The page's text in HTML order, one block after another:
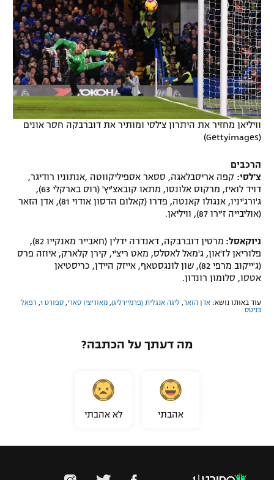
וויליאן מחזיר את היתרון צ'לסי ומותיר את דוברבקה חסר אונים
(Gettyimages)
הרכבים
צ'לסי: קפה אריסבלאגה, ססאר אספיליקווטה ,אנתוניו רודיגר,
דויד לואיז, מרקוס אלונסו, מתאו קובאצ'יץ' (רוס בארקלי 63),
ג'ורג'יניו, אנגולו קאנטה, פדרו (קאלום הדסון אודוי 81), אדן הזאר
(אוליבייה ז'ירו 87), וויליאן.
ניוקאסל:
מרטין דוברבקה, דאנדרה ידלין (חאבייר מאנקייו 82),
פלוריאן לז'און, ג'מאל לאסלס, מאט ריצ'י, קירן קלארק, איוזה פרס
(ג'ייקוב מרפי 82), שון לונגסטאף, אייזק היידן, כריסטיאן
אטסו, סלומון רונדון.
עוד באותו נושא: אדן הזאר ליגה אנגלית (פרמיירליג) מאוריציו סארי ספורט 1
רפאל
בניטס
מה דעתך על הכתבה?
אהבתי לא אהבתי